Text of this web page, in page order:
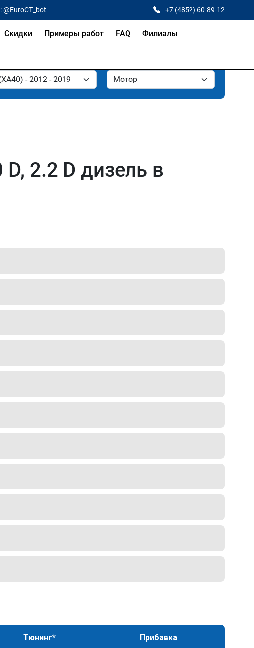
@EuroCT_bot +7 (4852) 60-89-12
Скидки Примеры работ FAQ Филиалы
2.2 D дизель в
Тюнинг* Прибавка